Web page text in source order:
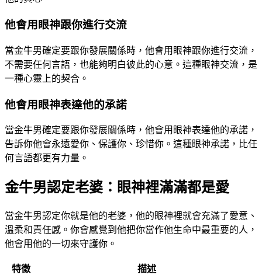
他會用眼神跟你進行交流
當金牛男確定要跟你發展關係時，他會用眼神跟你進行交流，
不需要任何言語，也能夠明白彼此的心意。這種眼神交流，是
一種心靈上的契合。
他會用眼神表達他的承諾
當金牛男確定要跟你發展關係時，他會用眼神表達他的承諾，
告訴你他會永遠愛你、保護你、珍惜你。這種眼神承諾，比任
何言語都更有力量。
金牛男認定老婆：眼神裡滿滿都是愛
當金牛男認定你就是他的老婆，他的眼神裡就會充滿了愛意、
溫柔和責任感。你會感覺到他把你當作他生命中最重要的人，
他會用他的一切來守護你。
特徵
描述